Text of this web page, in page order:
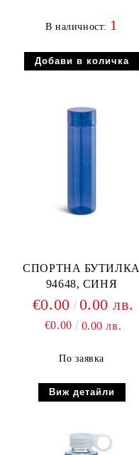
В наличност: 1
СПОРТНА БУТИЛКА
94648, СИНЯ
€0.00 0.00 лв.
€0.00 0.00 лв.
По заявка
Виж детайли